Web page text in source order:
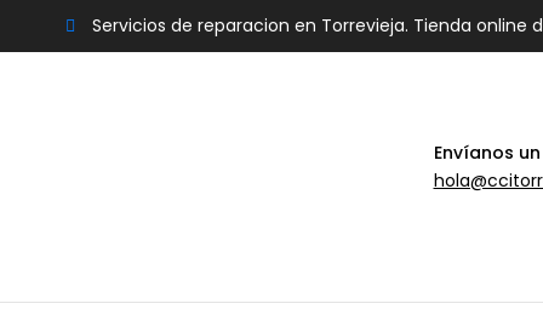
Servicios de reparacion en Torrevieja. Tienda online
Envíanos